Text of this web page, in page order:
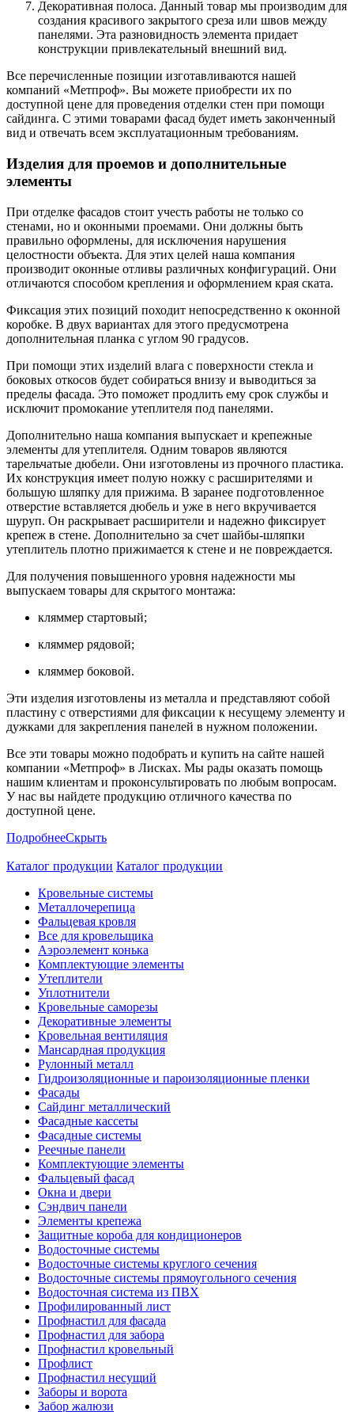
Декоративная полоса. Данный товар мы производим для
создания красивого закрытого среза или швов между
панелями. Эта разновидность элемента придает
конструкции привлекательный внешний вид.
Все перечисленные позиции изготавливаются нашей
компаний «Метпроф». Вы можете приобрести их по
доступной цене для проведения отделки стен при помощи
сайдинга. С этими товарами фасад будет иметь законченный
вид и отвечать всем эксплуатационным требованиям.
Изделия для проемов и дополнительные
элементы
При отделке фасадов стоит учесть работы не только со
стенами, но и оконными проемами. Они должны быть
правильно оформлены, для исключения нарушения
целостности объекта. Для этих целей наша компания
производит оконные отливы различных конфигураций. Они
отличаются способом крепления и оформлением края ската.
Фиксация этих позиций походит непосредственно к оконной
коробке. В двух вариантах для этого предусмотрена
дополнительная планка с углом 90 градусов.
При помощи этих изделий влага с поверхности стекла и
боковых откосов будет собираться внизу и выводиться за
пределы фасада. Это поможет продлить ему срок службы и
исключит промокание утеплителя под панелями.
Дополнительно наша компания выпускает и крепежные
элементы для утеплителя. Одним товаров являются
тарельчатые дюбели. Они изготовлены из прочного пластика.
Их конструкция имеет полую ножку с расширителями и
большую шляпку для прижима. В заранее подготовленное
отверстие вставляется дюбель и уже в него вкручивается
шуруп. Он раскрывает расширители и надежно фиксирует
крепеж в стене. Дополнительно за счет шайбы-шляпки
утеплитель плотно прижимается к стене и не повреждается.
Для получения повышенного уровня надежности мы
выпускаем товары для скрытого монтажа:
кляммер стартовый;
кляммер рядовой;
кляммер боковой.
Эти изделия изготовлены из металла и представляют собой
пластину с отверстиями для фиксации к несущему элементу и
дужками для закрепления панелей в нужном положении.
Все эти товары можно подобрать и купить на сайте нашей
компании «Метпроф» в Лисках. Мы рады оказать помощь
нашим клиентам и проконсультировать по любым вопросам.
У нас вы найдете продукцию отличного качества по
доступной цене.
ПодробнееСкрыть
Каталог продукции Каталог продукции
Кровельные системы
Металлочерепица
Фальцевая кровля
Все для кровельщика
Аэроэлемент конька
Комплектующие элементы
Утеплители
Уплотнители
Кровельные саморезы
Декоративные элементы
Кровельная вентиляция
Мансардная продукция
Рулонный металл
Гидроизоляционные и пароизоляционные пленки
Фасады
Сайдинг металлический
Фасадные кассеты
Фасадные системы
Реечные панели
Комплектующие элементы
Фальцевый фасад
Окна и двери
Сэндвич панели
Элементы крепежа
Защитные короба для кондиционеров
Водосточные системы
Водосточные системы круглого сечения
Водосточные системы прямоугольного сечения
Водосточная система из ПВХ
Профилированный лист
Профнастил для фасада
Профнастил для забора
Профнастил кровельный
Профлист
Профнастил несущий
Заборы и ворота
Забор жалюзи